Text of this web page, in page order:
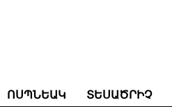
ՈՍՊՆԵԱԿ ՏԵՍԱԾՐԻՉ